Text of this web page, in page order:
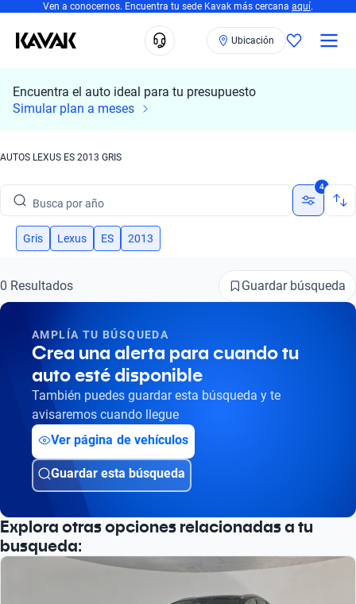
Ven a conocernos. Encuentra tu sede Kavak más cercana aquí.
Ubicación
Encuentra el auto ideal para tu presupuesto
Simular plan a meses
AUTOS LEXUS ES 2013 GRIS
Busca por marca
Busca por año
Busca por marca
Busca por versión
Busca por año
4
Gris Lexus ES 2013
0 Resultados Guardar búsqueda
AMPLÍA TU BÚSQUEDA
Crea una alerta para cuando tu
auto esté disponible
También puedes guardar esta búsqueda y te
avisaremos cuando llegue
Ver página de vehículos
Guardar esta búsqueda
Explora otras opciones relacionadas a tu
busqueda: